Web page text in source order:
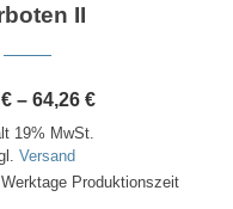
II
€ –64,26€Preisspanne:
19% MwSt.
Versand
Produktionszeit